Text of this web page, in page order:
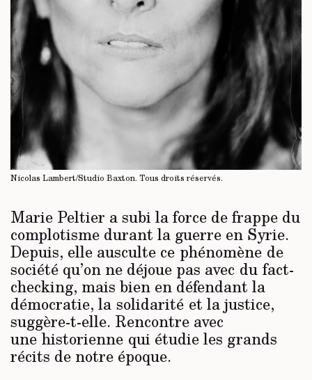
Nicolas Lambert/Studio Baxton. Tous droits réservés.
Marie Peltier a subi la force de frappe du
complotisme durant la guerre en Syrie.
Depuis, elle ausculte ce phénomène de
société qu’on ne déjoue pas avec du fact-
checking, mais bien en défendant la
démocratie, la solidarité et la justice,
suggère-t-elle. Rencontre avec
une historienne qui étudie les grands
récits de notre époque.